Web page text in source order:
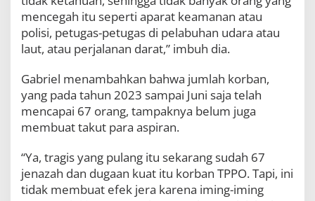
mencegah itu seperti aparat keamanan atau
polisi, petugas-petugas di pelabuhan udara atau
laut, atau perjalanan darat,” imbuh dia.
Gabriel menambahkan bahwa jumlah korban,
yang pada tahun 2023 sampai Juni saja telah
mencapai 67 orang, tampaknya belum juga
membuat takut para aspiran.
“Ya, tragis yang pulang itu sekarang sudah 67
jenazah dan dugaan kuat itu korban TPPO. Tapi, ini
tidak membuat efek jera karena iming-iming